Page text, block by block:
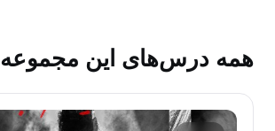
همه درس‌های این مجموعه